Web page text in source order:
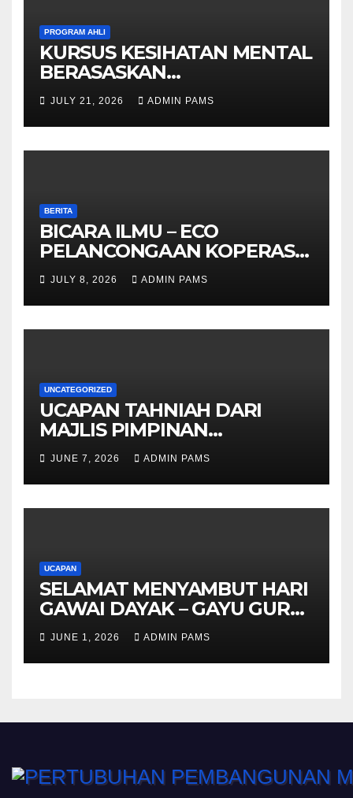
PROGRAM AHLI
KURSUS KESIHATAN MENTAL
BERASASKAN
HYPNOTHERAPY GERAN
OLEH KPWKKK SARAWAK
JULY 21, 2026 ADMIN PAMS
BERITA
BICARA ILMU – ECO
PELANCONGAAN KOPERASI –
DARI ALAM KE EKONOMI
KOMUNITI
JULY 8, 2026 ADMIN PAMS
UNCATEGORIZED
UCAPAN TAHNIAH DARI
MAJLIS PIMPINAN
TERTINGGI PAMS DAN
SELURUH WARGA
JUNE 7, 2026 ADMIN PAMS
UCAPAN
SELAMAT MENYAMBUT HARI
GAWAI DAYAK – GAYU GURU
GERAI NYAMAI
JUNE 1, 2026 ADMIN PAMS